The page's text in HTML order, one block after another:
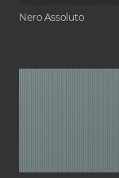
Nero Assoluto